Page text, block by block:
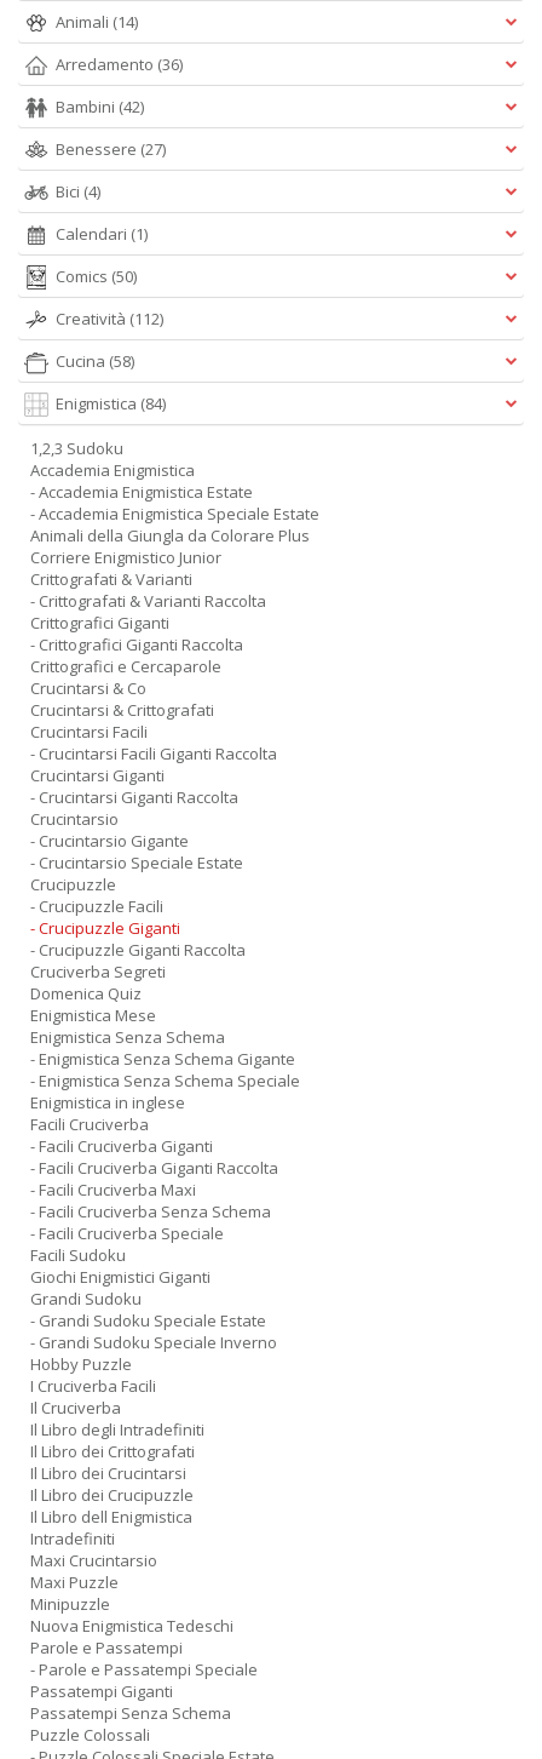
Animali (14)
Arredamento (36)
Bambini (42)
Benessere (27)
Bici (4)
Calendari (1)
Comics (50)
Creatività (112)
Cucina (58)
Enigmistica (84)
1,2,3 Sudoku
Accademia Enigmistica
- Accademia Enigmistica Estate
- Accademia Enigmistica Speciale Estate
Animali della Giungla da Colorare Plus
Corriere Enigmistico Junior
Crittografati & Varianti
- Crittografati & Varianti Raccolta
Crittografici Giganti
- Crittografici Giganti Raccolta
Crittografici e Cercaparole
Crucintarsi & Co
Crucintarsi & Crittografati
Crucintarsi Facili
- Crucintarsi Facili Giganti Raccolta
Crucintarsi Giganti
- Crucintarsi Giganti Raccolta
Crucintarsio
- Crucintarsio Gigante
- Crucintarsio Speciale Estate
Crucipuzzle
- Crucipuzzle Facili
- Crucipuzzle Giganti
- Crucipuzzle Giganti Raccolta
Cruciverba Segreti
Domenica Quiz
Enigmistica Mese
Enigmistica Senza Schema
- Enigmistica Senza Schema Gigante
- Enigmistica Senza Schema Speciale
Enigmistica in inglese
Facili Cruciverba
- Facili Cruciverba Giganti
- Facili Cruciverba Giganti Raccolta
- Facili Cruciverba Maxi
- Facili Cruciverba Senza Schema
- Facili Cruciverba Speciale
Facili Sudoku
Giochi Enigmistici Giganti
Grandi Sudoku
- Grandi Sudoku Speciale Estate
- Grandi Sudoku Speciale Inverno
Hobby Puzzle
I Cruciverba Facili
Il Cruciverba
Il Libro degli Intradefiniti
Il Libro dei Crittografati
Il Libro dei Crucintarsi
Il Libro dei Crucipuzzle
Il Libro dell Enigmistica
Intradefiniti
Maxi Crucintarsio
Maxi Puzzle
Minipuzzle
Nuova Enigmistica Tedeschi
Parole e Passatempi
- Parole e Passatempi Speciale
Passatempi Giganti
Passatempi Senza Schema
Puzzle Colossali